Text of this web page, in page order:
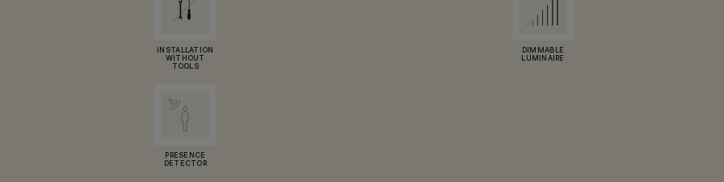
INSTALLATION
WITHOUT
TOOLS
DIMMABLE
LUMINAIRE
PRESENCE
DETECTOR